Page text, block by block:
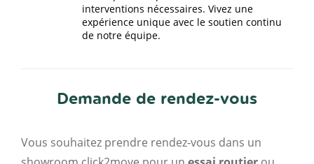
interventions nécessaires. Vivez une
expérience unique avec le soutien continu
de notre équipe.
Demande de rendez-vous
Vous souhaitez prendre rendez-vous dans un